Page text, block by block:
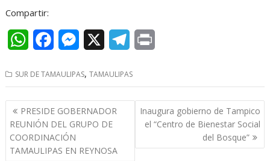
Compartir:
W
a
t
s
A
c
e
b
o
M
s
s
e
l
e
n
t
SUR DE TAMAULIPAS,TAMAULIPAS
Navegación
de
entradas
PRESIDE GOBERNADOR
REUNIÓN DEL GRUPO DE
COORDINACIÓN
TAMAULIPAS EN REYNOSA
Inaugura gobierno de Tampico
el “Centro de Bienestar Social
del Bosque”